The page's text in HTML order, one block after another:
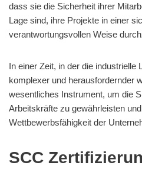
dass sie die Sicherheit ihrer
Lage sind, ihre Projekte in einer
verantwortungsvollen Weise
In einer Zeit, in der die industrielle
komplexer und herausfordernder
wesentliches Instrument, um die
Arbeitskräfte zu gewährleisten
Wettbewerbsfähigkeit der
SCC